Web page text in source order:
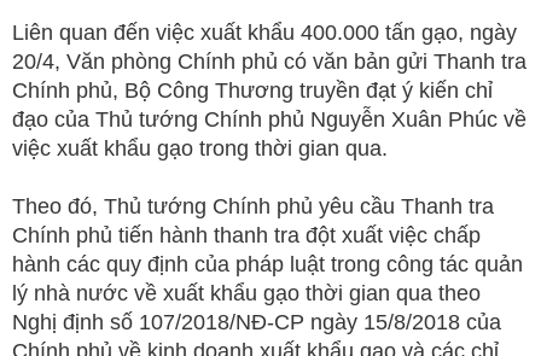
Liên quan đến việc xuất khẩu 400.000 tấn gạo, ngày
20/4, Văn phòng Chính phủ có văn bản gửi Thanh tra
Chính phủ, Bộ Công Thương truyền đạt ý kiến chỉ
đạo của Thủ tướng Chính phủ Nguyễn Xuân Phúc về
việc xuất khẩu gạo trong thời gian qua.
Theo đó, Thủ tướng Chính phủ yêu cầu Thanh tra
Chính phủ tiến hành thanh tra đột xuất việc chấp
hành các quy định của pháp luật trong công tác quản
lý nhà nước về xuất khẩu gạo thời gian qua theo
Nghị định số 107/2018/NĐ-CP ngày 15/8/2018 của